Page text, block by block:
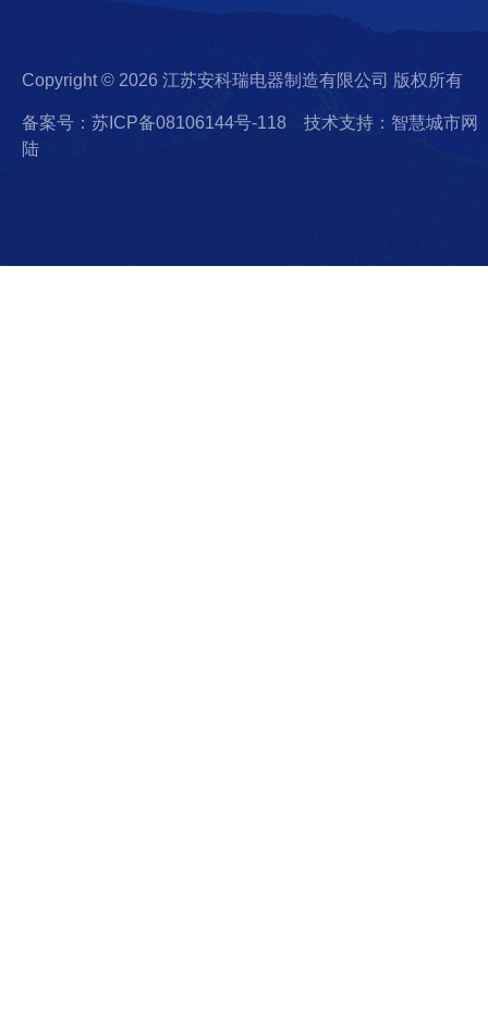
Copyright © 2026 江苏安科瑞电器制造有限公司 版权所有
备案号：苏ICP备08106144号-118
技术支持：智慧城市网
陆